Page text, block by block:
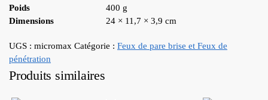
Poids
400 g
Dimensions
24 × 11,7 × 3,9 cm
UGS : micromax Catégorie : Feux de pare brise et Feux de
pénétration
Produits similaires